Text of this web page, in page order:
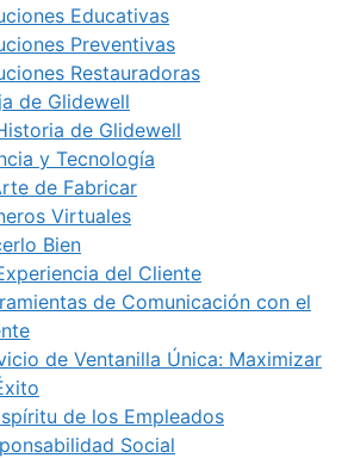
Educativas
Preventivas
Restauradoras
de Glidewell
de Glidewell
y Tecnología
de Fabricar
Virtuales
Bien
del Cliente
de Comunicación con el
de Ventanilla Única: Maximizar
de los Empleados
Social